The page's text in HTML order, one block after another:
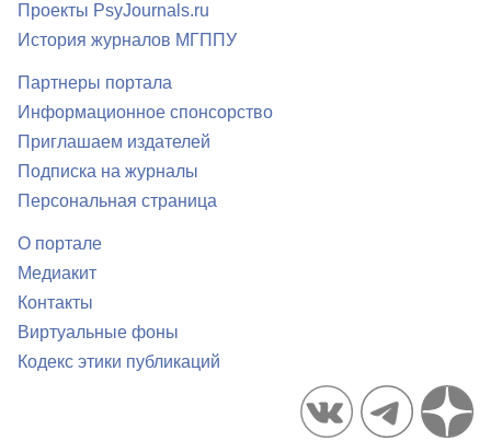
Проекты PsyJournals.ru
История журналов МГППУ
Партнеры портала
Информационное спонсорство
Приглашаем издателей
Подписка на журналы
Персональная страница
О портале
Медиакит
Контакты
Виртуальные фоны
Кодекс этики публикаций